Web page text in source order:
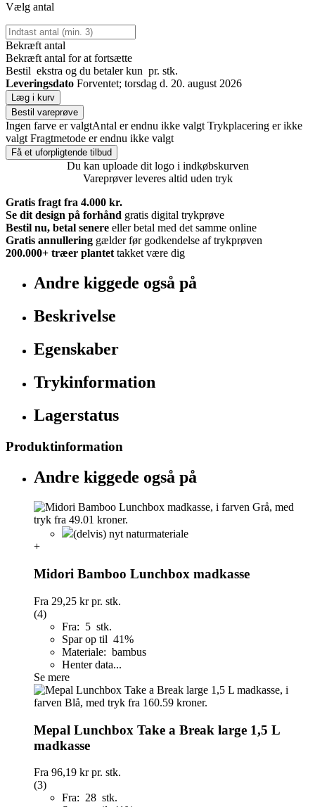
Vælg antal
Bekræft antal
Bekræft antal for at fortsætte
Bestil ekstra og du betaler kun pr. stk.
Leveringsdato Forventet; torsdag d. 20. august 2026
Læg i kurv
Bestil vareprøve
Ingen farve er valgtAntal er endnu ikke valgt Trykplacering er ikke
valgt Fragtmetode er endnu ikke valgt
Få et uforpligtende tilbud
Du kan uploade dit logo i indkøbskurven
Vareprøver leveres altid uden tryk
Gratis fragt fra 4.000 kr.
Se dit design på forhånd gratis digital trykprøve
Bestil nu, betal senere eller betal med det samme online
Gratis annullering gælder før godkendelse af trykprøven
200.000+ træer plantet takket være dig
Andre kiggede også på
Beskrivelse
Egenskaber
Trykinformation
Lagerstatus
Produktinformation
Andre kiggede også på
(delvis) nyt naturmateriale
+
Midori Bamboo Lunchbox madkasse
Fra 29,25 krpr. stk.
(4)
Fra: 5 stk.
Spar op til 41%
Materiale: bambus
Henter data...
Se mere
Mepal Lunchbox Take a Break large 1,5 L
madkasse
Fra 96,19 krpr. stk.
(3)
Fra: 28 stk.